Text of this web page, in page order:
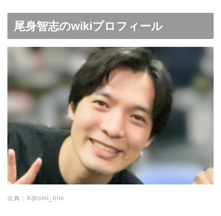
尾身智志のwikiプロフィール
出典：X@omi_film